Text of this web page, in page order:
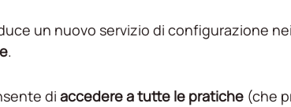
un nuovo servizio di configurazione nei
.
di accedere a tutte le pratiche (che